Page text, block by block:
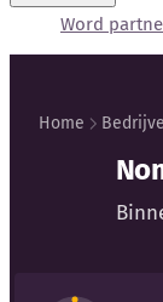
Word
Home